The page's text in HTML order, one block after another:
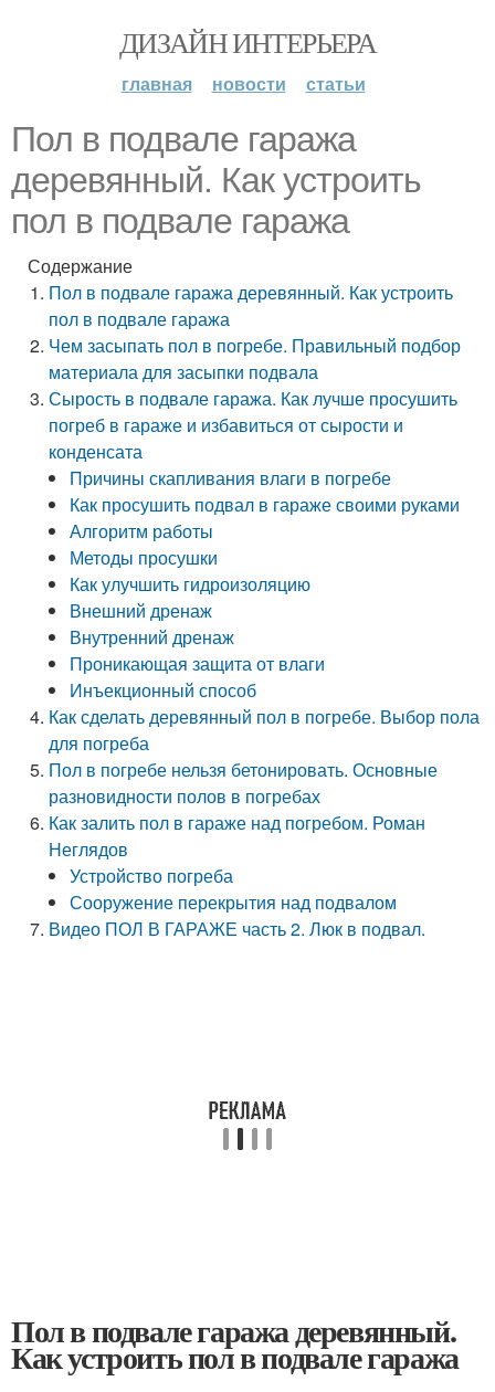
ДИЗАЙН ИНТЕРЬЕРА
главная новости статьи
Пол в подвале гаража
деревянный. Как устроить
пол в подвале гаража
Содержание
Пол в подвале гаража деревянный. Как устроить
пол в подвале гаража
Чем засыпать пол в погребе. Правильный подбор
материала для засыпки подвала
Сырость в подвале гаража. Как лучше просушить
погреб в гараже и избавиться от сырости и
конденсата
Причины скапливания влаги в погребе
Как просушить подвал в гараже своими руками
Алгоритм работы
Методы просушки
Как улучшить гидроизоляцию
Внешний дренаж
Внутренний дренаж
Проникающая защита от влаги
Инъекционный способ
Как сделать деревянный пол в погребе. Выбор пола
для погреба
Пол в погребе нельзя бетонировать. Основные
разновидности полов в погребах
Как залить пол в гараже над погребом. Роман
Неглядов
Устройство погреба
Сооружение перекрытия над подвалом
Видео ПОЛ В ГАРАЖЕ часть 2. Люк в подвал.
Пол в подвале гаража деревянный.
Как устроить пол в подвале гаража